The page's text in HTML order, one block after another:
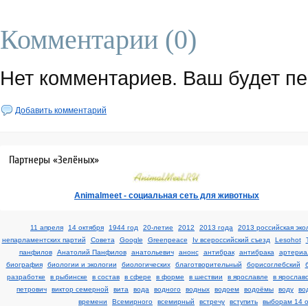
Комментарии (0)
Нет комментариев. Ваш будет
Добавить комментарий
Партнеры «Зелёных»
Аnimalmeet - cоциальная сеть для животных
11 апреля 14 октября 1944 год 20-летие 2012 2013 года
2013 российская
непарламентских партий
Cовета Google Greenpeace Iv всероссийский съезд Lesohot
панфилов
Анатолий Панфилов анатольевич анонс антибрак антибрака
биография
биологии и экологии биологических благотворительный борисоглебский
разработке
в рыбинске в состав в сфере в форме в шествии в ярославле
в
петрович
виктор семерной вита вода водного водных водоем водоёмы воду
времени
Всемирного всемирный встречу вступить выборам 14